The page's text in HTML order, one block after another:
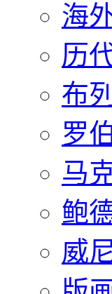
海
历
布
罗
马
鲍
威